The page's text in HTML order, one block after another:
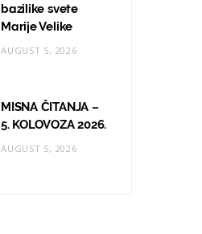
bazilike svete
Marije Velike
AUGUST 5, 2026
MISNA ČITANJA –
5. KOLOVOZA 2026.
AUGUST 5, 2026